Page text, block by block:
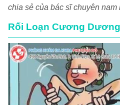
chia sẻ của bác sĩ chuyên nam
Rối Loạn Cương